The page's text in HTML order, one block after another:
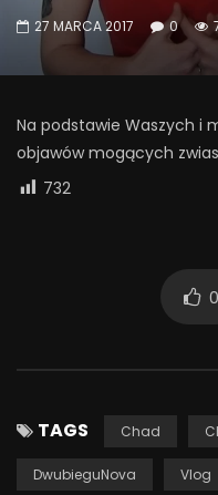
27 MARCA 2017 0
Na podstawie Waszych i
objawów mogących
732
0
TAGS Chad
DwubieguNova Vlog